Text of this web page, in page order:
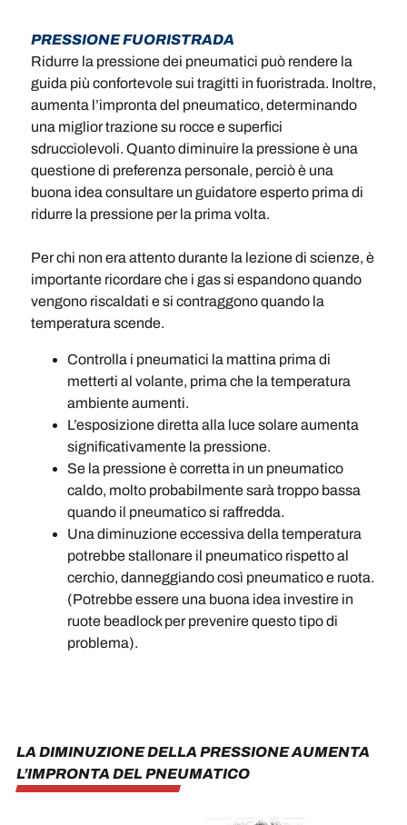
PRESSIONE FUORISTRADA
Ridurre la pressione dei pneumatici può rendere la
guida più confortevole sui tragitti in fuoristrada. Inoltre,
aumenta l’impronta del pneumatico, determinando
una miglior trazione su rocce e superfici
sdrucciolevoli. Quanto diminuire la pressione è una
questione di preferenza personale, perciò è una
buona idea consultare un guidatore esperto prima di
ridurre la pressione per la prima volta.
Per chi non era attento durante la lezione di scienze, è
importante ricordare che i gas si espandono quando
vengono riscaldati e si contraggono quando la
temperatura scende.
Controlla i pneumatici la mattina prima di
metterti al volante, prima che la temperatura
ambiente aumenti.
L’esposizione diretta alla luce solare aumenta
significativamente la pressione.
Se la pressione è corretta in un pneumatico
caldo, molto probabilmente sarà troppo bassa
quando il pneumatico si raffredda.
Una diminuzione eccessiva della temperatura
potrebbe stallonare il pneumatico rispetto al
cerchio, danneggiando così pneumatico e ruota.
(Potrebbe essere una buona idea investire in
ruote beadlock per prevenire questo tipo di
problema).
LA DIMINUZIONE DELLA PRESSIONE AUMENTA
L’IMPRONTA DEL PNEUMATICO